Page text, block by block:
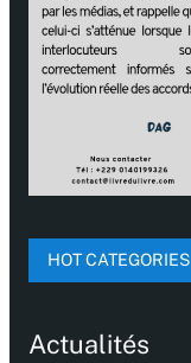
HOT CATEGORIES
Actualités